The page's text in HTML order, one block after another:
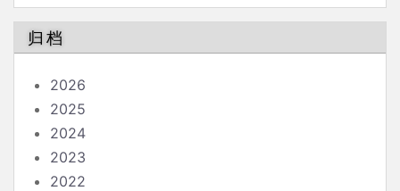
归档
2026
2025
2024
2023
2022